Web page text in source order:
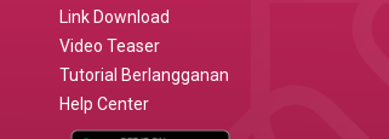
Link Download
Video Teaser
Tutorial Berlangganan
Help Center